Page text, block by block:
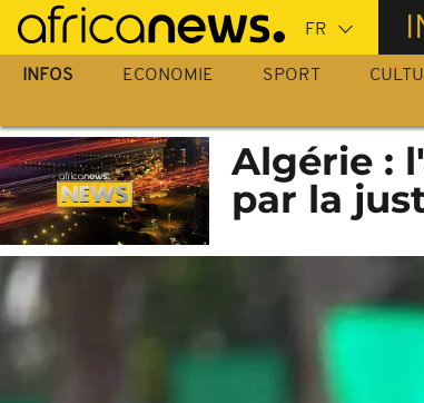
Passer
au
contenu
INFOS ECONOMIE SPORT
Algérie :
par la